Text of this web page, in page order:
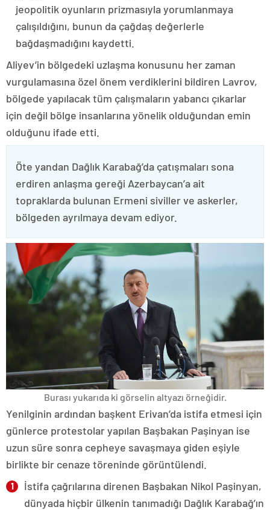
jeopolitik oyunların prizmasıyla yorumlanmaya
çalışıldığını, bunun da çağdaş değerlerle
bağdaşmadığını kaydetti.
Aliyev’in bölgedeki uzlaşma konusunu her zaman
vurgulamasına özel önem verdiklerini bildiren Lavrov,
bölgede yapılacak tüm çalışmaların yabancı çıkarlar
için değil bölge insanlarına yönelik olduğundan emin
olduğunu ifade etti.
Öte yandan Dağlık Karabağ’da çatışmaları sona
erdiren anlaşma gereği Azerbaycan’a ait
topraklarda bulunan Ermeni siviller ve askerler,
bölgeden ayrılmaya devam ediyor.
Burası yukarıda ki görselin altyazı örneğidir.
Yenilginin ardından başkent Erivan’da istifa etmesi için
günlerce protestolar yapılan Başbakan Paşinyan ise
uzun süre sonra cepheye savaşmaya giden eşiyle
birlikte bir cenaze töreninde görüntülendi.
İstifa çağrılarına direnen Başbakan Nikol Paşinyan,
dünyada hiçbir ülkenin tanımadığı Dağlık Karabağ’ın